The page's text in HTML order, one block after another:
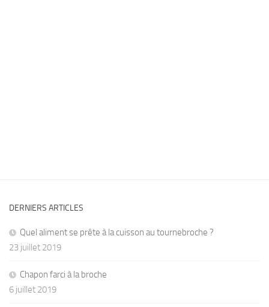
DERNIERS ARTICLES
Quel aliment se prête à la cuisson au tournebroche ?
23 juillet 2019
Chapon farci à la broche
6 juillet 2019